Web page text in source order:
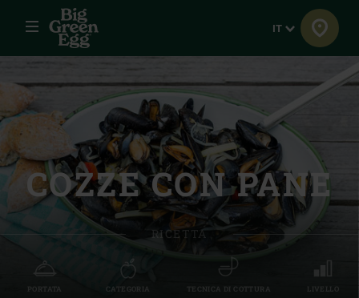
Menu Lingua
IT
COZZE CON PANE
RICETTA
PORTATA CATEGORIA TECNICA DI COTTURA LIVELLO